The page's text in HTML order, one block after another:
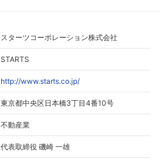
スターツコーポレーション株式会社
STARTS
http://www.starts.co.jp/
東京都中央区日本橋3丁目4番10号
不動産業
代表取締役 磯崎 一雄